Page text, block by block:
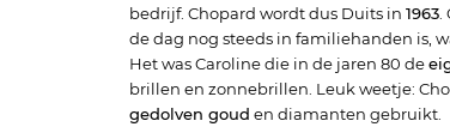
bedrijf. Chopard wordt dus Duits in 1963.
de dag nog steeds in familiehanden is,
Het was Caroline die in de jaren 80 de
brillen en zonnebrillen. Leuk weetje:
gedolven goud en diamanten gebruikt.